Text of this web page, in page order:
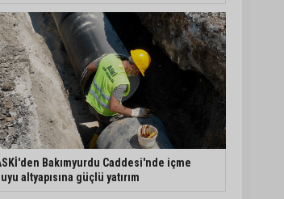
Filistin konvoyu
Adana'da destek
mitingiyle karşılandı
Halil Nacar, Balcalı
Hastanesi yönetimini
ağırladı
Bakımyurdu Caddesi'nde içme
altyapısına güçlü yatırım